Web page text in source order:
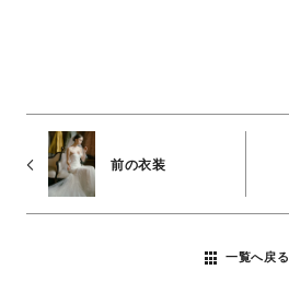
前の衣装
一覧へ戻る